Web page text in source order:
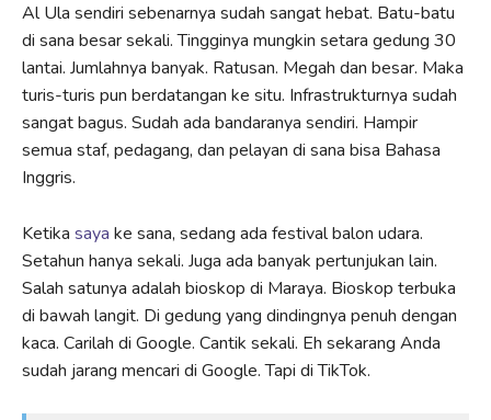
Al Ula sendiri sebenarnya sudah sangat hebat. Batu-batu
di sana besar sekali. Tingginya mungkin setara gedung 30
lantai. Jumlahnya banyak. Ratusan. Megah dan besar. Maka
turis-turis pun berdatangan ke situ. Infrastrukturnya sudah
sangat bagus. Sudah ada bandaranya sendiri. Hampir
semua staf, pedagang, dan pelayan di sana bisa Bahasa
Inggris.
Ketika saya ke sana, sedang ada festival balon udara.
Setahun hanya sekali. Juga ada banyak pertunjukan lain.
Salah satunya adalah bioskop di Maraya. Bioskop terbuka
di bawah langit. Di gedung yang dindingnya penuh dengan
kaca. Carilah di Google. Cantik sekali. Eh sekarang Anda
sudah jarang mencari di Google. Tapi di TikTok.